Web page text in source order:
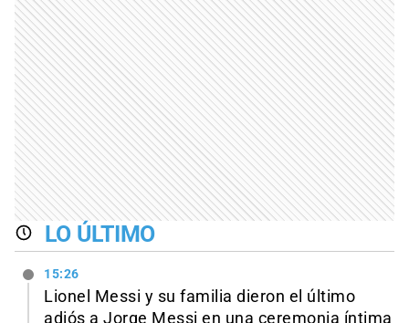
LO ÚLTIMO
15:26
Lionel Messi y su familia dieron el último
adiós a Jorge Messi en una ceremonia íntima